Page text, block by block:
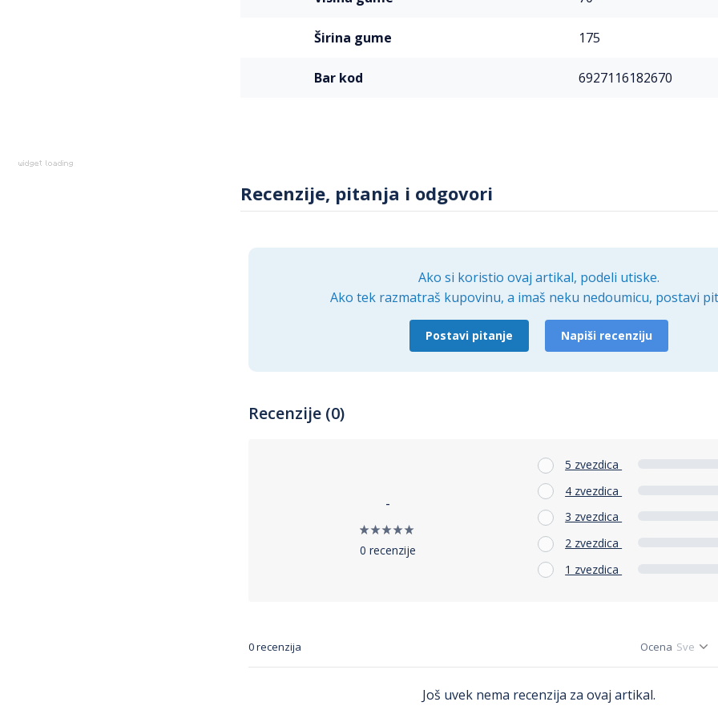
širina gume 175
bar kod 6927116182670
Recenzije, pitanja i odgovori
Ako si koristio ovaj artikal, podeli utiske.
Ako tek razmatraš kupovinu, a imaš neku nedoumicu, postavi
Postavi pitanje Napiši recenziju
Recenzije (0)
-
0 recenzije
5 zvezdica
4 zvezdica
3 zvezdica
2 zvezdica
1 zvezdica
0 recenzija Ocena
Još uvek nema recenzija za ovaj artikal.